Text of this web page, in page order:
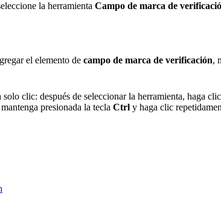
la herramienta Campo de marca de
el elemento de campo de marca de verificación,
clic: después de seleccionar la herramienta, haga
presionada la tecla Ctrl y haga clic